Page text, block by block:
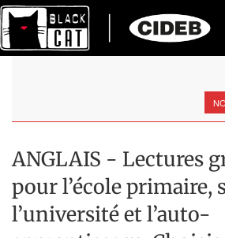
ANGLAIS - Lectures
pour l’école primaire,
l’université et l’auto-